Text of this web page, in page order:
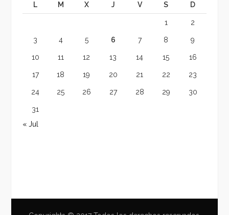
L M X J V S D
1 2
3 4 5 6 7 8 9
10 11 12 13 14 15 16
17 18 19 20 21 22 23
24 25 26 27 28 29 30
31
« Jul